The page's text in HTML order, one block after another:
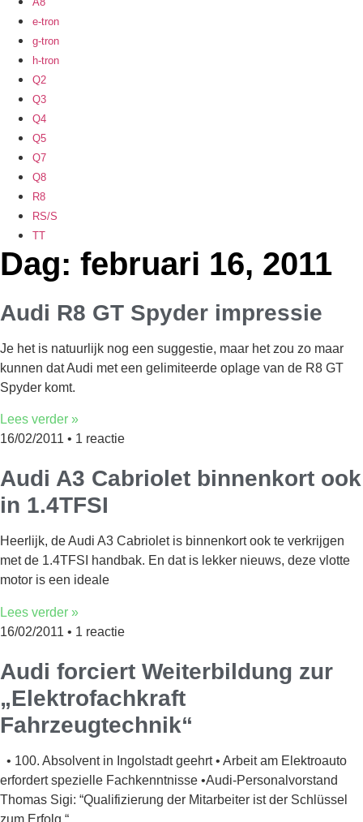
e-tron
g-tron
h-tron
Q2
Q3
Q4
Q5
Q7
Q8
R8
RS/S
TT
Dag: februari 16, 2011
Audi R8 GT Spyder impressie
Je het is natuurlijk nog een suggestie, maar het zou zo maar
kunnen dat Audi met een gelimiteerde oplage van de R8 GT
Spyder komt.
Lees verder »
16/02/2011
1 reactie
Audi A3 Cabriolet binnenkort ook
in 1.4TFSI
Heerlijk, de Audi A3 Cabriolet is binnenkort ook te verkrijgen
met de 1.4TFSI handbak. En dat is lekker nieuws, deze vlotte
motor is een ideale
Lees verder »
16/02/2011
1 reactie
Audi forciert Weiterbildung zur
„Elektrofachkraft
Fahrzeugtechnik“
• 100. Absolvent in Ingolstadt geehrt • Arbeit am Elektroauto
erfordert spezielle Fachkenntnisse •Audi-Personalvorstand
Thomas Sigi: “Qualifizierung der Mitarbeiter ist der Schlüssel
zum Erfolg.“